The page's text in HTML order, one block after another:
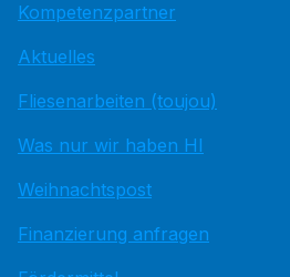
Kompetenzpartner
Aktuelles
Fliesenarbeiten (toujou)
Was nur wir haben HI
Weihnachtspost
Finanzierung anfragen